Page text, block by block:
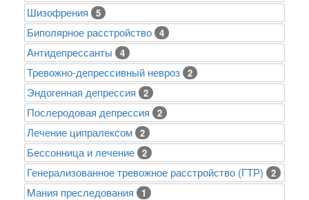
Шизофрения 5
Биполярное расстройство 4
Антидепрессанты 4
Тревожно-депрессивный невроз 2
Эндогенная депрессия 2
Послеродовая депрессия 2
Лечение ципралексом 2
Бессонница и лечение 2
Генерализованное тревожное расстройство (ГТР) 2
Mания преследования 1